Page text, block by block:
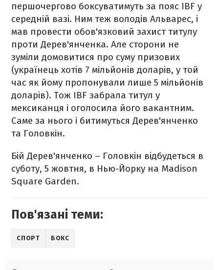
першочергово боксуватимуть за пояс IBF у
середній вазі. Ним теж володів Альварес, і
мав провести обов'язковий захист титулу
проти Дерев'янченка. Але сторони не
зуміли домовитися про суму призових
(українець хотів 7 мільйонів доларів, у той
час як йому пропонували лише 5 мільйонів
доларів). Тож IBF забрала титул у
мексиканця і оголосила його вакантним.
Саме за нього і битимуться Дерев'янченко
та Головкін.
Бій Дерев'янченко – Головкін відбудеться в
суботу, 5 жовтня, в Нью-Йорку на Madison
Square Garden.
Пов'язані теми:
СПОРТ БОКС